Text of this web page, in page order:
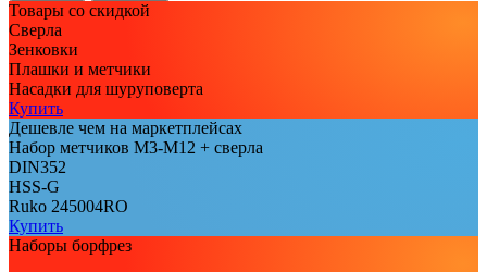
Товары со скидкой
Сверла
Зенковки
Плашки и метчики
Насадки для шуруповерта
Купить
Дешевле чем на маркетплейсах
Набор метчиков М3-М12 + сверла
DIN352
HSS-G
Ruko 245004RO
Купить
Наборы борфрез